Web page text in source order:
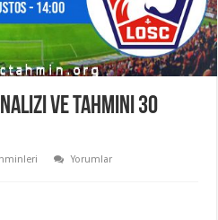
ve Tahmini 30
Yorumlar